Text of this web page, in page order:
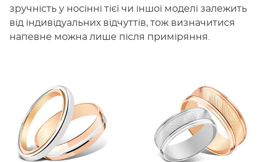
зручність у носінні тієї чи іншої моделі залежить
від індивідуальних відчуттів, тож визначитися
напевне можна лише після приміряння.